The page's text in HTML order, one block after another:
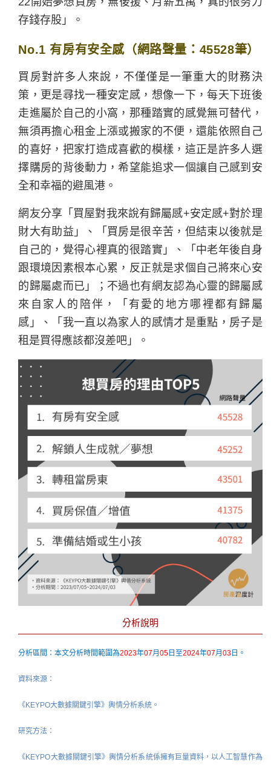
存錢存股」。
No.1 有房有安全感（網路聲量：45528筆）
買房對許多人來說，不僅僅是一筆重大的財務決
策，更是尋找一種安定感，想像一下，每天下班後
走進屬於自己的小窩，那種踏實的感覺無可替代，
無須再擔心租金上漲或搬家的不便，還能依照自己
的喜好，把家打造成喜歡的模樣，這正是許多人選
擇購房的背後動力，希望能追求一個讓自己感到安
全和幸福的避風港。
網友分享「買屋對我來說有歸屬感+安定感+對於理
財大有助益」、「買房是很辛苦，但結束以後就是
自己的，覺得心裡真的很踏實」、「中老年後自身
跟環境因素根本心累，反正就是求個自己將來心安
的歸屬處而已」；不過也有網友認為心靈的歸屬感
來自家人的陪伴，「有愛的地方哪裡都有歸屬
感」、「我一直以為家人的感情才是重點，房子是
租是買得應該都沒差吧」。
分析說明
分析區間：本文分析時間範圍為2023年07月05 日至2024年07月03 日。
資料來源：
《KEYPO大數據關鍵引擎》輿情分析系統。
研究方法：
《KEYPO大數據關鍵引擎》輿情分析系統係擁有巨量資料，以人工智慧作為